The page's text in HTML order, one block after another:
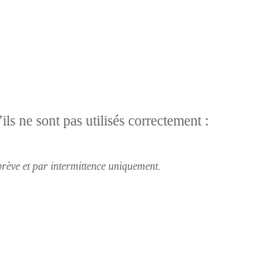
ne sont pas utilisés correctement :
et par intermittence uniquement.